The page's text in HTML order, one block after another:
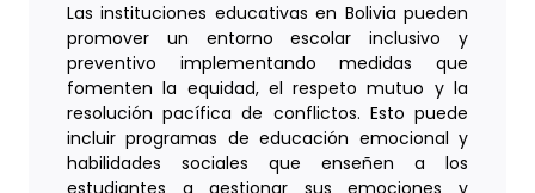
Las instituciones educativas en Bolivia pueden
promover un entorno escolar inclusivo y
preventivo implementando medidas que
fomenten la equidad, el respeto mutuo y la
resolución pacífica de conflictos. Esto puede
incluir programas de educación emocional y
habilidades sociales que enseñen a los